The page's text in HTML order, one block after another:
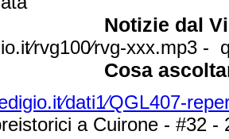
Notizie dal
xxx.mp3 -
Cosa
a Cuirone - #32 -